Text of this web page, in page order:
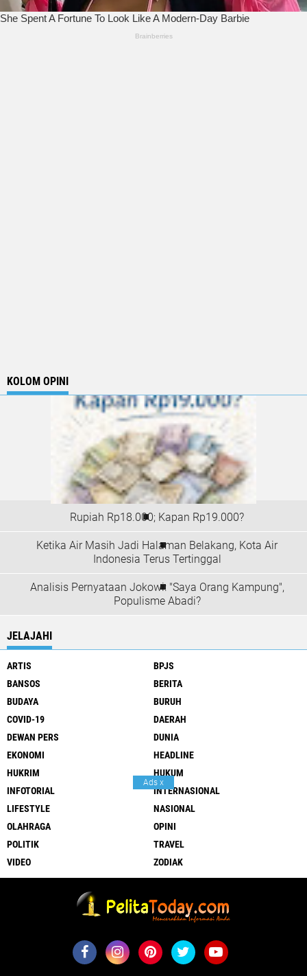
KOLOM OPINI
Rupiah Rp18.000; Kapan Rp19.000?
Ketika Air Masih Jadi Halaman Belakang, Kota Air
Indonesia Terus Tertinggal
Analisis Pernyataan Jokowi: "Saya Orang Kampung",
Populisme Abadi?
JELAJAHI
ARTIS
BPJS
BANSOS
BERITA
BUDAYA
BURUH
COVID-19
DAERAH
DEWAN PERS
DUNIA
EKONOMI
HEADLINE
HUKRIM
HUKUM
INFOTORIAL
INTERNASIONAL
LIFESTYLE
NASIONAL
OLAHRAGA
OPINI
POLITIK
TRAVEL
VIDEO
ZODIAK
Ads x